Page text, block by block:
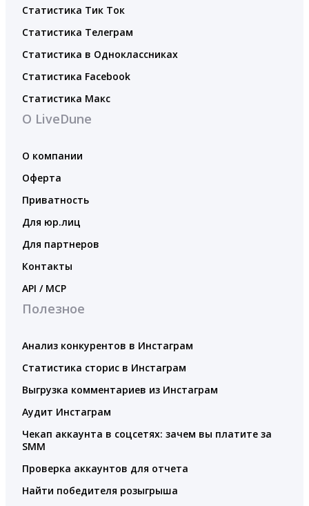
Статистика Тик Ток
Статистика Телеграм
Статистика в Одноклассниках
Статистика Facebook
Статистика Макс
О LiveDune
О компании
Оферта
Приватность
Для юр.лиц
Для партнеров
Контакты
API / MCP
Полезное
Анализ конкурентов в Инстаграм
Статистика сторис в Инстаграм
Выгрузка комментариев из Инстаграм
Аудит Инстаграм
Чекап аккаунта в соцсетях: зачем вы платите за
SMM
Проверка аккаунтов для отчета
Найти победителя розыгрыша